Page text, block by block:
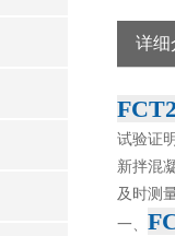
详细
试验证
新拌混
及时测
一、